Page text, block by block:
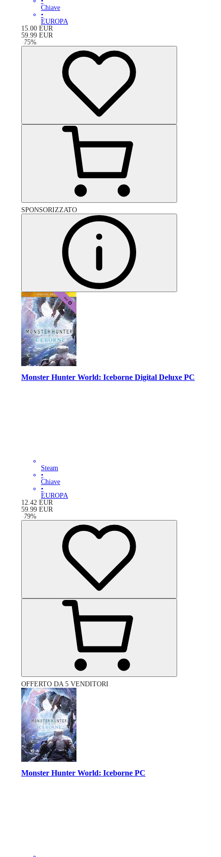
Chiave
•
EUROPA
15.00 EUR
59.99 EUR
-75%
SPONSORIZZATO
Monster Hunter World: Iceborne Digital Deluxe PC
Steam
•
Chiave
•
EUROPA
12.42 EUR
59.99 EUR
-79%
OFFERTO DA 5 VENDITORI
Monster Hunter World: Iceborne PC